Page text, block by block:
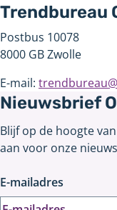
Trendbureau
Postbus 10078
8000 GB Zwolle
E-mail:
Nieuwsbrief
Blijf op de hoogte
aan voor onze
E-mailadres